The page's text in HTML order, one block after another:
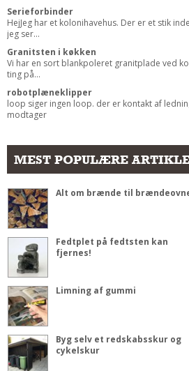
Rengøring Af Overflader
Pletleksikon
Serieforbinder
HejJeg har et kolonihavehus. Der er et stik
jeg ser...
Granitsten i køkken
Vi har en sort blankpoleret granitplade ved
ting på...
robotplæneklipper
loop siger ingen loop. der er kontakt af
modtager
MEST POPULÆRE
Alt om brænde til
Fedtplet på fedtsten kan
fjernes!
Limning af gummi
Byg selv et redskabsskur og
cykelskur